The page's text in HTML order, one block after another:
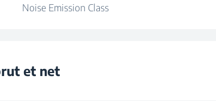
Noise Emission Class
et net